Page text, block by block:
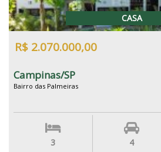
CASA
R$ 2.070.000,00
Campinas/SP
Bairro das Palmeiras
3 4